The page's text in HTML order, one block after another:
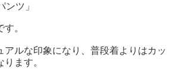
ンツ」
。
アルな印象になり、普段着よりはカッ
ます。